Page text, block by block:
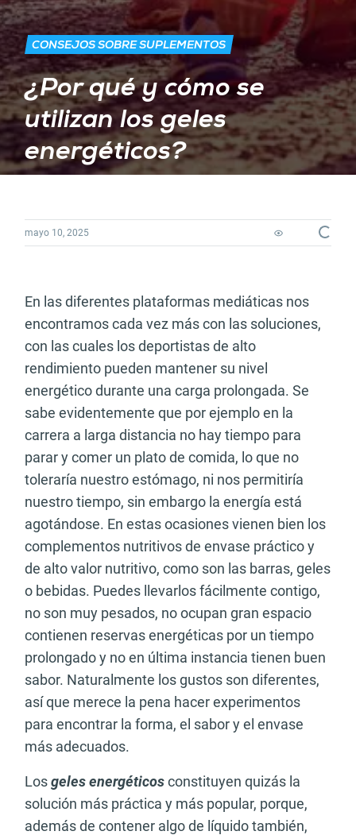
CONSEJOS SOBRE SUPLEMENTOS
¿Por qué y cómo se
utilizan los geles
energéticos?
mayo 10, 2025 Loading...
En las diferentes plataformas mediáticas nos
encontramos cada vez más con las soluciones,
con las cuales los deportistas de alto
rendimiento pueden mantener su nivel
energético durante una carga prolongada. Se
sabe evidentemente que por ejemplo en la
carrera a larga distancia no hay tiempo para
parar y comer un plato de comida, lo que no
toleraría nuestro estómago, ni nos permitiría
nuestro tiempo, sin embargo la energía está
agotándose. En estas ocasiones vienen bien los
complementos nutritivos de envase práctico y
de alto valor nutritivo, como son las barras, geles
o bebidas. Puedes llevarlos fácilmente contigo,
no son muy pesados, no ocupan gran espacio
contienen reservas energéticas por un tiempo
prolongado y no en última instancia tienen buen
sabor. Naturalmente los gustos son diferentes,
así que merece la pena hacer experimentos
para encontrar la forma, el sabor y el envase
más adecuados.
Losgeles energéticosconstituyen quizás la
solución más práctica y más popular, porque,
además de contener algo de líquido también,